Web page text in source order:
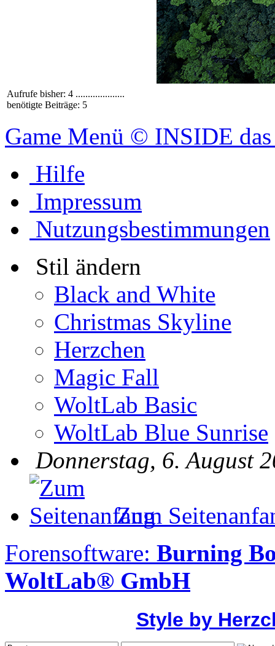
Aufrufe bisher: 4 ....................
benötigte Beiträge: 5
Game Menü © INSIDE
Hilfe
Impressum
Nutzungsbestimmungen
Stil ändern
Black and White
Christmas Skyline
Herzchen
Magic Fall
WoltLab Basic
WoltLab Blue Sunrise
Donnerstag, 6. August
Zum
Forensoftware: Burning
WoltLab® GmbH
Style by